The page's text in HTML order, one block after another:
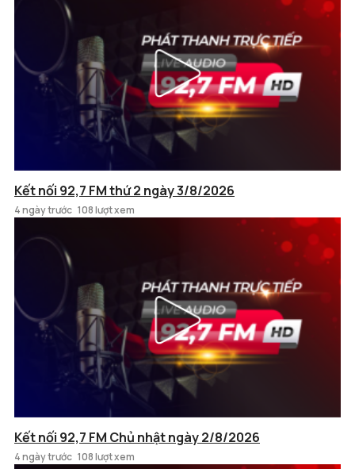
Kết nối 92,7 FM thứ 2 ngày 3/8/2026
4 ngày trước 108 lượt xem
Kết nối 92,7 FM Chủ nhật ngày 2/8/2026
4 ngày trước 108 lượt xem